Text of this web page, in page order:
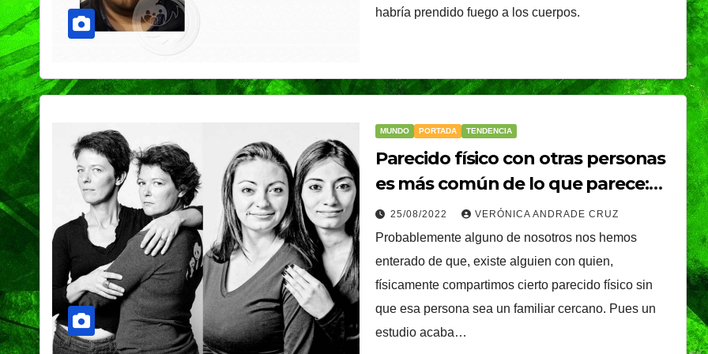
habría prendido fuego a los cuerpos.
MUNDO PORTADA TENDENCIA
Parecido físico con otras personas
es más común de lo que parece:
Estudio
25/08/2022 VERÓNICA ANDRADE CRUZ
Probablemente alguno de nosotros nos hemos
enterado de que, existe alguien con quien,
físicamente compartimos cierto parecido físico sin
que esa persona sea un familiar cercano. Pues un
estudio acaba…
PORTADA TENDENCIA VIDA │ ESTILO